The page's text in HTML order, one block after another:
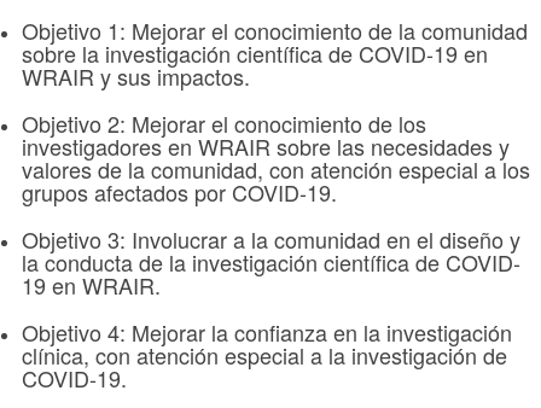
Objetivo 1: Mejorar el conocimiento de la comunidad
sobre la investigación científica de COVID-19 en
WRAIR y sus impactos.
Objetivo 2: Mejorar el conocimiento de los
investigadores en WRAIR sobre las necesidades y
valores de la comunidad, con atención especial a los
grupos afectados por COVID-19.
Objetivo 3: Involucrar a la comunidad en el diseño y
la conducta de la investigación científica de COVID-
19 en WRAIR.
Objetivo 4: Mejorar la confianza en la investigación
clínica, con atención especial a la investigación de
COVID-19.